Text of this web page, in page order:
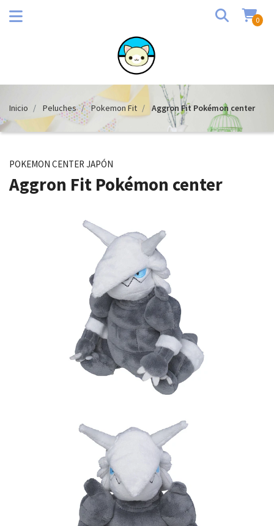
0
Inicio Peluches Pokemon Fit Aggron Fit Pokémon center
POKEMON CENTER JAPÓN
Aggron Fit Pokémon center